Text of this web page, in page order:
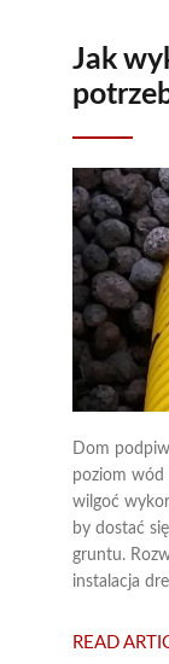
Jak
Dom
poziom wód
wilgoć
by dostać
gruntu.
instalacja
READ